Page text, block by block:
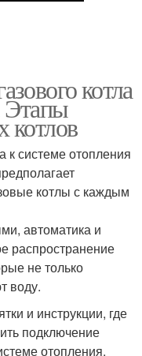
котла
Этапы
котлов
к системе отопления
котлы с каждым
автоматика и
распространение
не только
воду.
и инструкции, где
подключение
отопления.